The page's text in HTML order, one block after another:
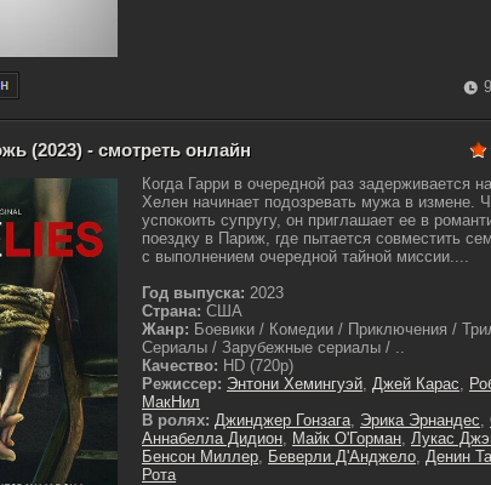
(2023) - смотреть онлайн
Когда Гарри в очередной раз задерживается
Хелен начинает подозревать мужа в измене.
успокоить супругу, он приглашает ее в
поездку в Париж, где пытается совместить
с выполнением очередной тайной миссии....
Год выпуска: 2023
Страна: США
Жанр: Боевики / Комедии / Приключения /
Сериалы / Зарубежные сериалы / ..
Качество: HD (720p)
Режиссер: Энтони Хемингуэй, Джей Карас,
МакНил
В ролях: Джинджер Гонзага, Эрика Эрнандес,
Аннабелла Дидион, Майк О'Горман, Лукас
Бенсон Миллер, Беверли Д'Анджело, Денин
Рота